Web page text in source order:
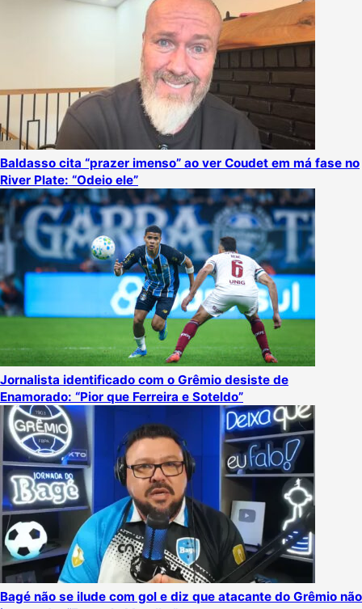
Baldasso cita “prazer imenso” ao ver Coudet em má fase no
River Plate: “Odeio ele”
Jornalista identificado com o Grêmio desiste de
Enamorado: “Pior que Ferreira e Soteldo”
Bagé não se ilude com gol e diz que atacante do Grêmio não